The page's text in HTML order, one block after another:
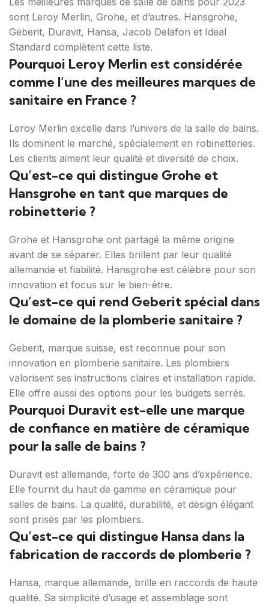
sont Leroy Merlin, Grohe, et d’autres. Hansgrohe,
Geberit, Duravit, Hansa, Jacob Delafon et Ideal
Standard complètent cette liste.
Pourquoi Leroy Merlin est considérée
comme l’une des meilleures marques de
sanitaire en France ?
Leroy Merlin excelle dans l’univers de la salle de bains.
Ils dominent le marché, spécialement en robinetteries.
Les clients aiment leur qualité et diversité de choix.
Qu’est-ce qui distingue Grohe et
Hansgrohe en tant que marques de
robinetterie ?
Grohe et Hansgrohe ont partagé la même origine
avant de se séparer. Elles brillent par leur qualité
allemande et fiabilité. Hansgrohe est célèbre pour son
innovation et focus sur le bien-être.
Qu’est-ce qui rend Geberit spécial dans
le domaine de la plomberie sanitaire ?
Geberit, marque suisse, est reconnue pour son
innovation en plomberie sanitaire. Les plombiers
valorisent ses instructions claires et installation rapide.
Elle offre aussi des options pour les budgets serrés.
Pourquoi Duravit est-elle une marque
de confiance en matière de céramique
pour la salle de bains ?
Duravit est allemande, forte de 300 ans d’expérience.
Elle fournit du haut de gamme en céramique pour
salles de bains. La qualité, durabilité, et design élégant
sont prisés par les plombiers.
Qu’est-ce qui distingue Hansa dans la
fabrication de raccords de plomberie ?
Hansa, marque allemande, brille en raccords de haute
qualité. Sa simplicité d’usage et assemblage sont